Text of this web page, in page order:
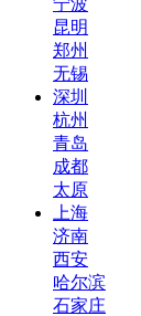
昆明
郑州
无锡
深圳
杭州
青岛
成都
太原
上海
济南
西安
哈尔滨
石家庄